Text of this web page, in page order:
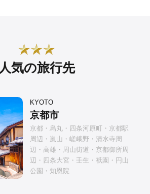
人気の旅行先
KYOTO
京都市
京都・烏丸・四条河原町・京都駅
周辺・嵐山・嵯峨野・清水寺周
辺・高雄・周山街道・京都御所周
辺・四条大宮・壬生・祇園・円山
公園・知恩院